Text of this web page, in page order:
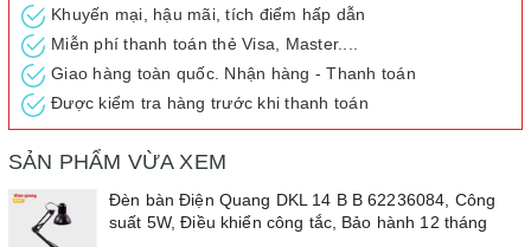
Khuyến mại, hậu mãi, tích điểm hấp dẫn
Miễn phí thanh toán thẻ Visa, Master....
Giao hàng toàn quốc. Nhận hàng - Thanh toán
Được kiểm tra hàng trước khi thanh toán
SẢN PHẨM VỪA XEM
Đèn bàn Điện Quang DKL 14 B B 62236084, Công
suất 5W, Điều khiển công tắc, Bảo hành 12 tháng